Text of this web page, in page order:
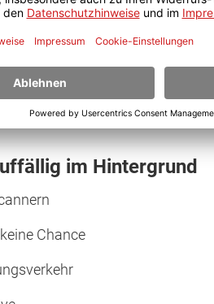
und schützt vor bekannten
Änderungen von
Technologie sorgt
im Hintergrund
Chance